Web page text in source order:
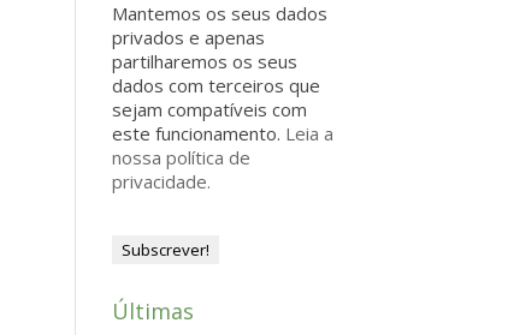
Mantemos os seus dados
privados e apenas
partilharemos os seus
dados com terceiros que
sejam compatíveis com
este funcionamento. Leia a
nossa política de
privacidade.
Últimas